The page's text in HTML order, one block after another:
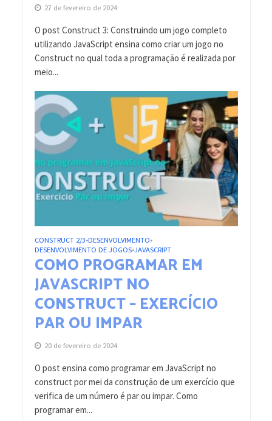
27 de fevereiro de 2024
O post Construct 3: Construindo um jogo completo
utilizando JavaScript ensina como criar um jogo no
Construct no qual toda a programação é realizada por
meio...
CONSTRUCT 2/3•DESENVOLVIMENTO•
DESENVOLVIMENTO DE JOGOS•JAVASCRIPT
COMO PROGRAMAR EM
JAVASCRIPT NO
CONSTRUCT – EXERCÍCIO
PAR OU IMPAR
20 de fevereiro de 2024
O post ensina como programar em JavaScript no
construct por mei da construção de um exercício que
verifica de um número é par ou impar. Como
programar em...